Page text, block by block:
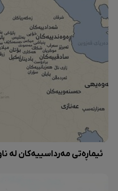
ئیماڕەتی مەرداسییەکان لە